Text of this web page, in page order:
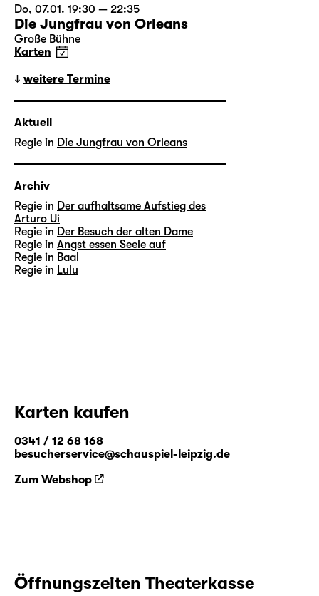
Do, 07.01. 19:30 — 22:35
Die Jungfrau von Orleans
Große Bühne
Karten
weitere Termine
Aktuell
Regie in Die Jungfrau von Orleans
Archiv
Regie in Der aufhaltsame Aufstieg des
Arturo Ui
Regie in Der Besuch der alten Dame
Regie in Angst essen Seele auf
Regie in Baal
Regie in Lulu
Karten kaufen
0341 / 12 68 168
besucherservice@schauspiel-leipzig.de
Zum Webshop
Öffnungszeiten Theaterkasse